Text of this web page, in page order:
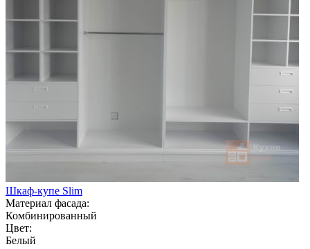
Шкаф-купе Slim
Материал фасада:
Комбинированный
Цвет:
Белый